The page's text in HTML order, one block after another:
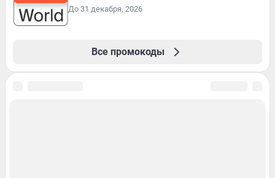
До 31 декабря, 2026
Все промокоды